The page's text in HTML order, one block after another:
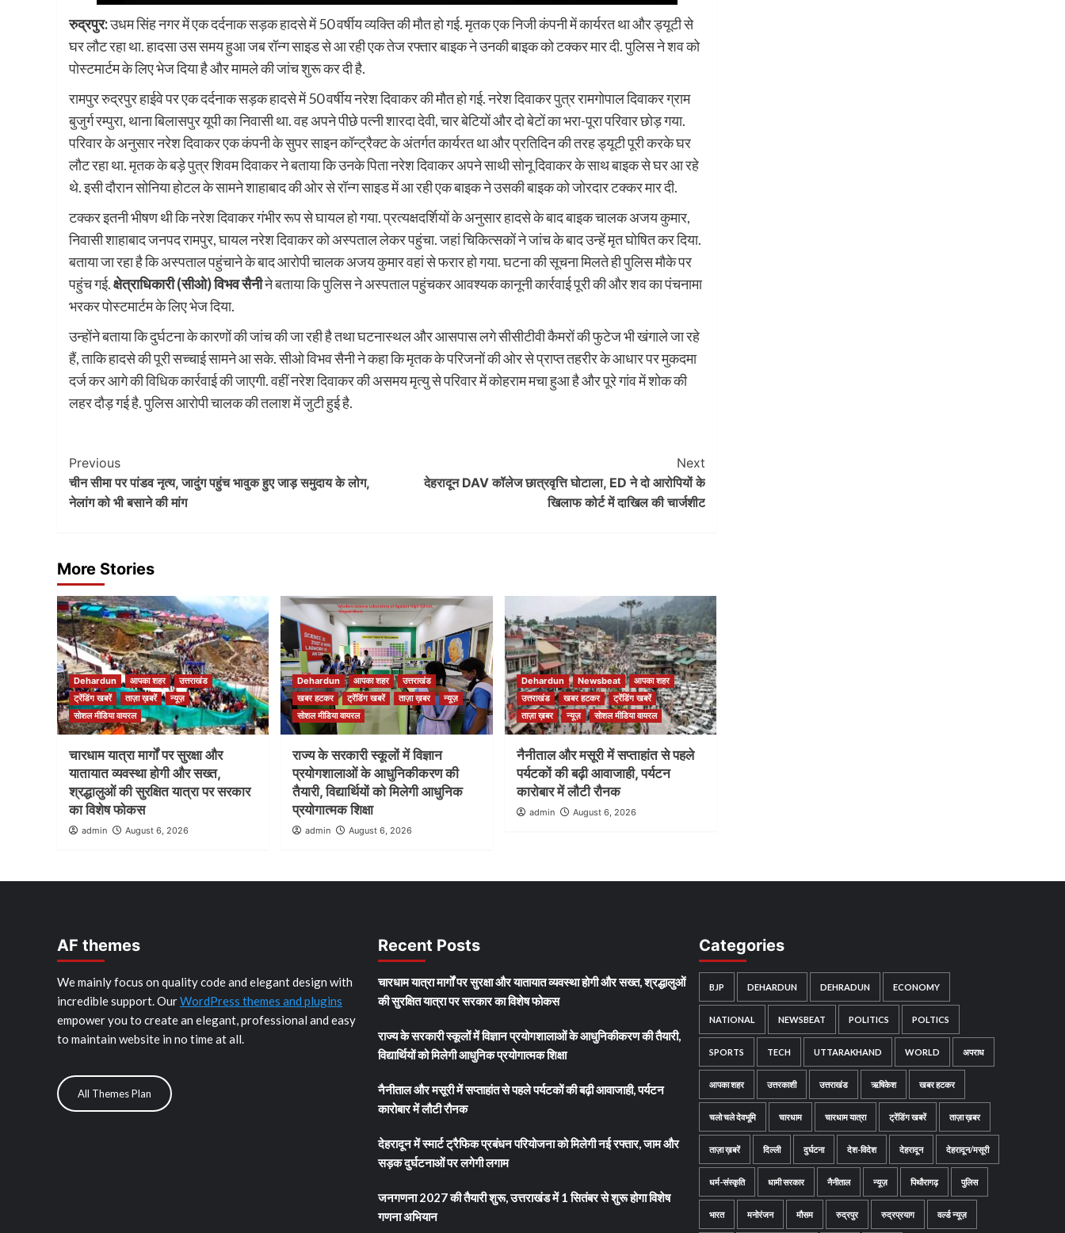
रुद्रपुर:उधम सिंह नगर में एक दर्दनाक सड़क हादसे में 50 वर्षीय व्यक्ति की मौत हो गई. मृतक एक निजी कंपनी में कार्यरत था और ड्यूटी से
घर लौट रहा था. हादसा उस समय हुआ जब रॉन्ग साइड से आ रही एक तेज रफ्तार बाइक ने उनकी बाइक को टक्कर मार दी. पुलिस ने शव को
पोस्टमार्टम के लिए भेज दिया है और मामले की जांच शुरू कर दी है.
रामपुर रुद्रपुर हाईवे पर एक दर्दनाक सड़क हादसे में 50 वर्षीय नरेश दिवाकर की मौत हो गई. नरेश दिवाकर पुत्र रामगोपाल दिवाकर ग्राम
बुजुर्ग रम्पुरा, थाना बिलासपुर यूपी का निवासी था. वह अपने पीछे पत्नी शारदा देवी, चार बेटियों और दो बेटों का भरा-पूरा परिवार छोड़ गया.
परिवार के अनुसार नरेश दिवाकर एक कंपनी के सुपर साइन कॉन्ट्रैक्ट के अंतर्गत कार्यरत था और प्रतिदिन की तरह ड्यूटी पूरी करके घर
लौट रहा था. मृतक के बड़े पुत्र शिवम दिवाकर ने बताया कि उनके पिता नरेश दिवाकर अपने साथी सोनू दिवाकर के साथ बाइक से घर आ रहे
थे. इसी दौरान सोनिया होटल के सामने शाहाबाद की ओर से रॉन्ग साइड में आ रही एक बाइक ने उसकी बाइक को जोरदार टक्कर मार दी.
टक्कर इतनी भीषण थी कि नरेश दिवाकर गंभीर रूप से घायल हो गया. प्रत्यक्षदर्शियों के अनुसार हादसे के बाद बाइक चालक अजय कुमार,
निवासी शाहाबाद जनपद रामपुर, घायल नरेश दिवाकर को अस्पताल लेकर पहुंचा. जहां चिकित्सकों ने जांच के बाद उन्हें मृत घोषित कर दिया.
बताया जा रहा है कि अस्पताल पहुंचाने के बाद आरोपी चालक अजय कुमार वहां से फरार हो गया. घटना की सूचना मिलते ही पुलिस मौके पर
पहुंच गई.क्षेत्राधिकारी (सीओ) विभव सैनीने बताया कि पुलिस ने अस्पताल पहुंचकर आवश्यक कानूनी कार्रवाई पूरी की और शव का पंचनामा
भरकर पोस्टमार्टम के लिए भेज दिया.
उन्होंने बताया कि दुर्घटना के कारणों की जांच की जा रही है तथा घटनास्थल और आसपास लगे सीसीटीवी कैमरों की फुटेज भी खंगाले जा रहे
हैं, ताकि हादसे की पूरी सच्चाई सामने आ सके. सीओ विभव सैनी ने कहा कि मृतक के परिजनों की ओर से प्राप्त तहरीर के आधार पर मुकदमा
दर्ज कर आगे की विधिक कार्रवाई की जाएगी. वहीं नरेश दिवाकर की असमय मृत्यु से परिवार में कोहराम मचा हुआ है और पूरे गांव में शोक की
लहर दौड़ गई है. पुलिस आरोपी चालक की तलाश में जुटी हुई है.
Post
Navigation
Previous
चीन सीमा पर पांडव नृत्य, जादुंग पहुंच भावुक हुए जाड़ समुदाय के लोग,
नेलांग को भी बसाने की मांग
Next
देहरादून DAV कॉलेज छात्रवृत्ति घोटाला, ED ने दो आरोपियों के
खिलाफ कोर्ट में दाखिल की चार्जशीट
More Stories
Dehardun आपका शहर
उत्तराखंड
ट्रेंडिंग खबरें
ताज़ा ख़बरें
न्यूज़
सोशल मीडिया वायरल
चारधाम यात्रा मार्गों पर सुरक्षा और
यातायात व्यवस्था होगी और सख्त,
श्रद्धालुओं की सुरक्षित यात्रा पर सरकार
का विशेष फोकस
admin August 6, 2026
Dehardun आपका शहर
उत्तराखंड
खबर हटकर
ट्रेंडिंग खबरें ताज़ा ख़बर
न्यूज़
सोशल मीडिया वायरल
राज्य के सरकारी स्कूलों में विज्ञान
प्रयोगशालाओं के आधुनिकीकरण की
तैयारी, विद्यार्थियों को मिलेगी आधुनिक
प्रयोगात्मक शिक्षा
admin August 6, 2026
Dehardun Newsbeat
आपका शहर
उत्तराखंड
खबर हटकर
ट्रेंडिंग खबरें
ताज़ा ख़बर
न्यूज़ सोशल मीडिया वायरल
नैनीताल और मसूरी में सप्ताहांत से पहले
पर्यटकों की बढ़ी आवाजाही, पर्यटन
कारोबार में लौटी रौनक
admin August 6, 2026
AF themes
We mainly focus on quality code and elegant design with
incredible support. OurWordPress themes and plugins
empower you to create an elegant, professional and easy
to maintain website in no time at all.
All Themes Plan
Recent Posts
चारधाम यात्रा मार्गों पर सुरक्षा और यातायात व्यवस्था होगी और सख्त, श्रद्धालुओं
की सुरक्षित यात्रा पर सरकार का विशेष फोकस
राज्य के सरकारी स्कूलों में विज्ञान प्रयोगशालाओं के आधुनिकीकरण की तैयारी,
विद्यार्थियों को मिलेगी आधुनिक प्रयोगात्मक शिक्षा
नैनीताल और मसूरी में सप्ताहांत से पहले पर्यटकों की बढ़ी आवाजाही, पर्यटन
कारोबार में लौटी रौनक
देहरादून में स्मार्ट ट्रैफिक प्रबंधन परियोजना को मिलेगी नई रफ्तार, जाम और
सड़क दुर्घटनाओं पर लगेगी लगाम
जनगणना 2027 की तैयारी शुरू, उत्तराखंड में 1 सितंबर से शुरू होगा विशेष
गणना अभियान
Categories
BJP DEHARDUN DEHRADUN ECONOMY
NATIONAL NEWSBEAT POLITICS POLTICS
SPORTS TECH UTTARAKHAND WORLD अपराध
आपका शहर उत्तरकाशी उत्तराखंड ऋषिकेश खबर हटकर
चलो चले देवभूमि चारधाम चारधाम यात्रा ट्रेंडिंग खबरें ताज़ा ख़बर
ताज़ा ख़बरें दिल्ली दुर्घटना देश-विदेश देहरादून देहरादून/मसूरी
धर्म-संस्कृति धामी सरकार नैनीताल न्यूज़ पिथौरागढ़ पुलिस
भारत मनोरंजन मौसम रुद्रपुर रुद्रप्रयाग वर्ल्ड न्यूज़